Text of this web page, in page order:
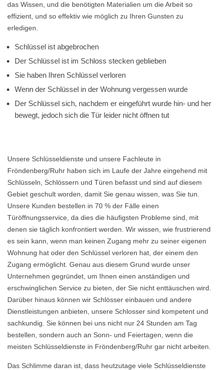
das Wissen, und die benötigten Materialien um die Arbeit so
effizient, und so effektiv wie möglich zu Ihren Gunsten zu
erledigen.
Schlüssel ist abgebrochen
Der Schlüssel ist im Schloss stecken geblieben
Sie haben Ihren Schlüssel verloren
Wenn der Schlüssel in der Wohnung vergessen wurde
Der Schlüssel sich, nachdem er eingeführt wurde hin- und her
bewegt, jedoch sich die Tür leider nicht öffnen tut
Unsere Schlüsseldienste und unsere Fachleute in
Fröndenberg/Ruhr haben sich im Laufe der Jahre eingehend mit
Schlüsseln, Schlössern und Türen befasst und sind auf diesem
Gebiet geschult worden, damit Sie genau wissen, was Sie tun.
Unsere Kunden bestellen in 70 % der Fälle einen
Türöffnungsservice, da dies die häufigsten Probleme sind, mit
denen sie täglich konfrontiert werden. Wir wissen, wie frustrierend
es sein kann, wenn man keinen Zugang mehr zu seiner eigenen
Wohnung hat oder den Schlüssel verloren hat, der einem den
Zugang ermöglicht. Genau aus diesem Grund wurde unser
Unternehmen gegründet, um Ihnen einen anständigen und
erschwinglichen Service zu bieten, der Sie nicht enttäuschen wird.
Darüber hinaus können wir Schlösser einbauen und andere
Dienstleistungen anbieten, unsere Schlosser sind kompetent und
sachkundig. Sie können bei uns nicht nur 24 Stunden am Tag
bestellen, sondern auch an Sonn- und Feiertagen, wenn die
meisten Schlüsseldienste in Fröndenberg/Ruhr gar nicht arbeiten.
Das Schlimme daran ist, dass heutzutage viele Schlüsseldienste